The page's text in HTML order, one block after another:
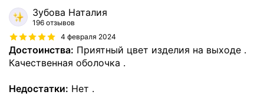
Зубова Наталия
196 отзывов
4 февраля 2024
Достоинства: Приятный цвет изделия на выходе .
Качественная оболочка .
Недостатки: Нет .